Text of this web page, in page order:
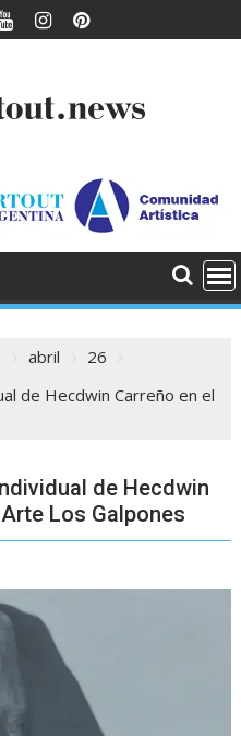
abril
26
de Hecdwin Carreño en el
de Hecdwin
Los Galpones